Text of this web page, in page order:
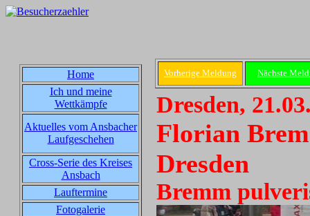
Home
Ich und meine
Wettkämpfe
Aktuelles vom Ansbacher
Laufgeschehen
Cross-Serie des Kreises
Ansbach
Lauftermine
Fotogalerie
Vorherige Meldung Nächste
Dresden,
Florian
Dresden
Bremm